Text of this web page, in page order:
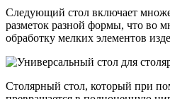
Следующий стол включает
разметок разной формы, что во
обработку мелких элементов
Столярный стол, который при